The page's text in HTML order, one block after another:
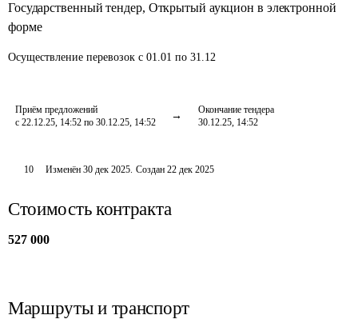
Государственный тендер, Открытый аукцион в электронной
форме
Осуществление перевозок с 01.01 по 31.12
Приём предложений
с 22.12.25, 14:52 по 30.12.25, 14:52
Окончание тендера
30.12.25, 14:52
10 Изменён30 дек 2025. Создан 22 дек 2025
Стоимость контракта
527 000
Маршруты и транспорт